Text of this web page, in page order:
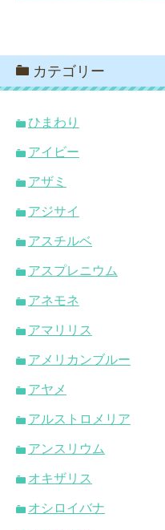
カテゴリー
ひまわり
アイビー
アザミ
アジサイ
アスチルベ
アスプレニウム
アネモネ
アマリリス
アメリカンブルー
アヤメ
アルストロメリア
アンスリウム
オキザリス
オシロイバナ